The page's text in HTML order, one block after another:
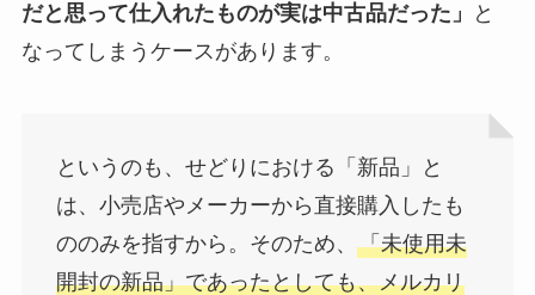
だと思って仕入れたものが実は中古品だった」
と
なってしまうケースがあります。
というのも、せどりにおける「新品」と
は、小売店やメーカーから直接購入したも
ののみを指すから。そのため、 「未使用未
開封の新品」であったとしても、メルカリ